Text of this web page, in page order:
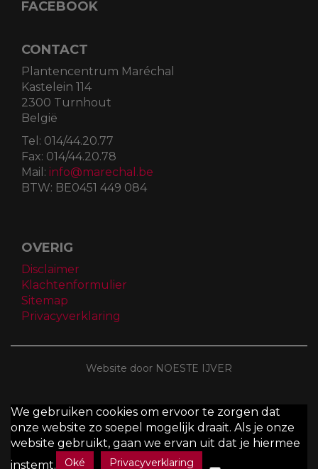
FACEBOOK
CONTACT
Plantencentrum Maréchal
Kastelein 114
2300 Turnhout
België
Tel: 014/44.20.77
Fax: 014/44.20.78
Mail: info@marechal.be
BTW: BE0451 449 084
OVERIG
Disclaimer
Klachtenformulier
Sitemap
Privacyverklaring
Website door NOESTE IJVER
We gebruiken cookies om ervoor te zorgen dat
onze website zo soepel mogelijk draait. Als je onze
website gebruikt, gaan we ervan uit dat je hiermee
instemt.
Oké Privacyverklaring